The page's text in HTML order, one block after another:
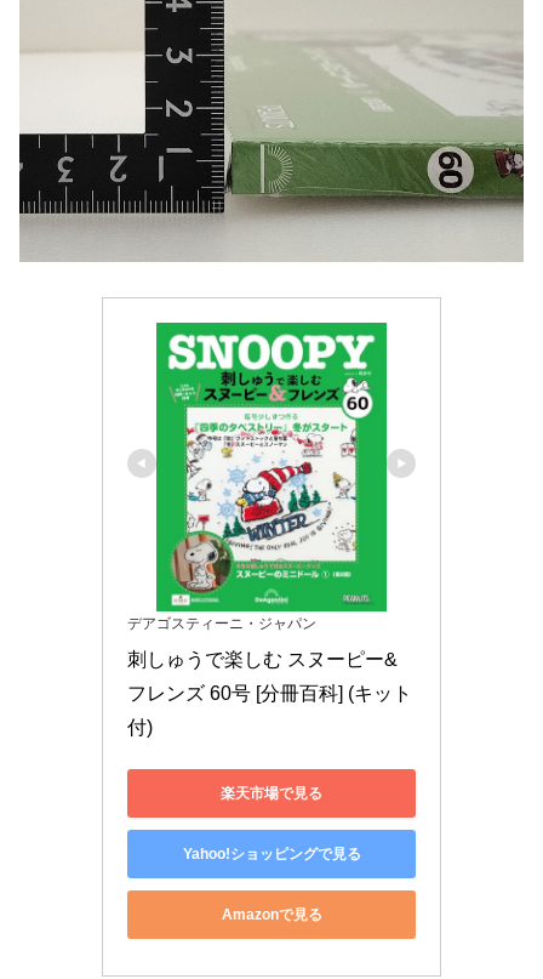
デアゴスティーニ・ジャパン
刺しゅうで楽しむ スヌーピー&
フレンズ 60号 [分冊百科] (キット
付)
楽天市場で見る
Yahoo!ショッピングで見る
Amazonで見る